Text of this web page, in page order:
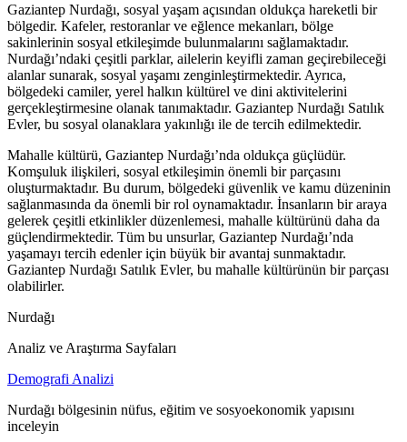
Gaziantep Nurdağı, sosyal yaşam açısından oldukça hareketli bir
bölgedir. Kafeler, restoranlar ve eğlence mekanları, bölge
sakinlerinin sosyal etkileşimde bulunmalarını sağlamaktadır.
Nurdağı’ndaki çeşitli parklar, ailelerin keyifli zaman geçirebileceği
alanlar sunarak, sosyal yaşamı zenginleştirmektedir. Ayrıca,
bölgedeki camiler, yerel halkın kültürel ve dini aktivitelerini
gerçekleştirmesine olanak tanımaktadır. Gaziantep Nurdağı Satılık
Evler, bu sosyal olanaklara yakınlığı ile de tercih edilmektedir.
Mahalle kültürü, Gaziantep Nurdağı’nda oldukça güçlüdür.
Komşuluk ilişkileri, sosyal etkileşimin önemli bir parçasını
oluşturmaktadır. Bu durum, bölgedeki güvenlik ve kamu düzeninin
sağlanmasında da önemli bir rol oynamaktadır. İnsanların bir araya
gelerek çeşitli etkinlikler düzenlemesi, mahalle kültürünü daha da
güçlendirmektedir. Tüm bu unsurlar, Gaziantep Nurdağı’nda
yaşamayı tercih edenler için büyük bir avantaj sunmaktadır.
Gaziantep Nurdağı Satılık Evler, bu mahalle kültürünün bir parçası
olabilirler.
Nurdağı
Analiz ve Araştırma Sayfaları
Demografi Analizi
Nurdağı bölgesinin nüfus, eğitim ve sosyoekonomik yapısını
inceleyin